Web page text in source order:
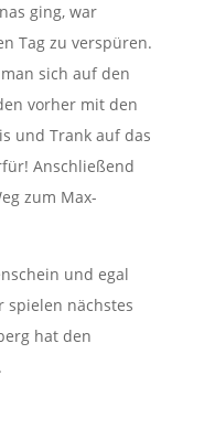
ging, war
Tag zu verspüren.
sich auf den
vorher mit den
und Trank auf das
Anschließend
zum Max-
und egal
spielen nächstes
hat den